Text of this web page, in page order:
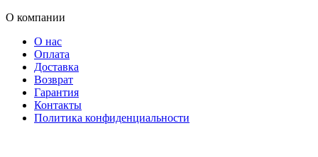
О компании
О нас
Оплата
Доставка
Возврат
Гарантия
Контакты
Политика конфиденциальности